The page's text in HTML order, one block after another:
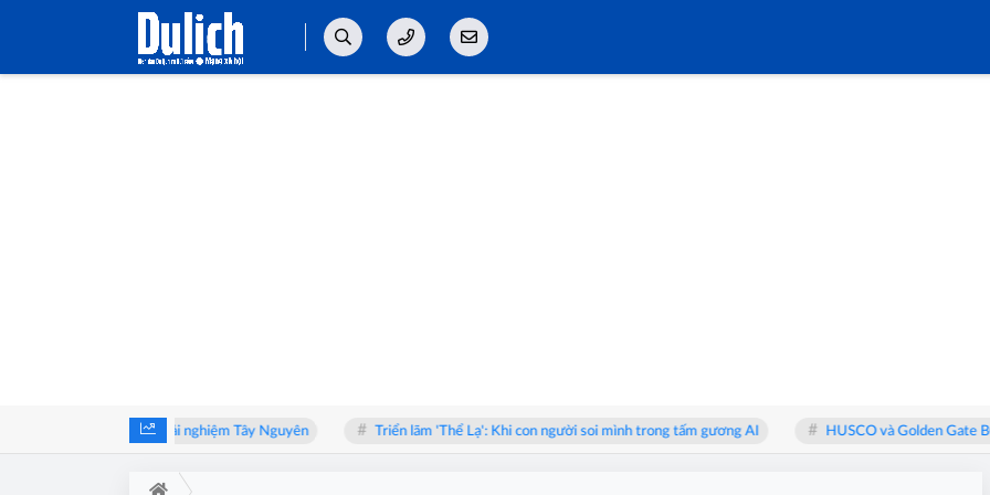
đến hành trình trải nghiệm Tây Nguyên Triển lãm 'Thể Lạ': Khi con người soi mình trong tấm gương AI HUSCO và Golden Gate BCE